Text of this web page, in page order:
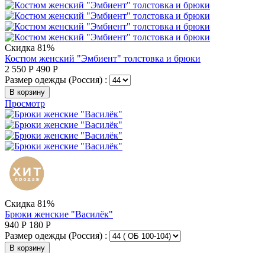
Скидка 81%
Костюм женский "Эмбиент" толстовка и брюки
2 550 Р 490 Р
Размер одежды (Россия) :
В корзину
Просмотр
Скидка 81%
Брюки женские "Василёк"
940 Р 180 Р
Размер одежды (Россия) :
В корзину